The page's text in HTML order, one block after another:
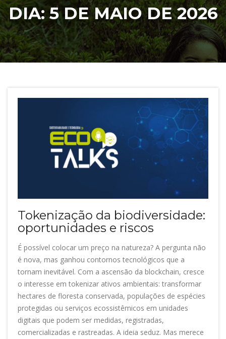
DIA:5 DE MAIO DE 2026
Tokenização da biodiversidade:
oportunidades e riscos
É possível colocar um preço na natureza? A pergunta não
é nova, mas ganhou contornos tecnológicos que a
tornam inevitável. Com a ascensão da blockchain, cresce
o interesse em tokenizar ativos ambientais: transformar
hectares de floresta conservada, populações de espécies
protegidas ou serviços ecossistêmicos em unidades
digitais que podem ser medidas, registradas,
comercializadas e rastreadas. A ideia seduz. Mas merece